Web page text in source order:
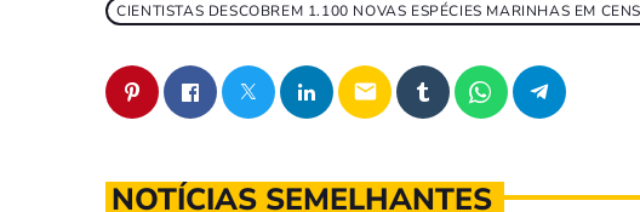
CIENTISTAS DESCOBREM 1.100 NOVAS ESPÉCIES MARINHAS EM
email
NOTÍCIAS SEMELHANTES